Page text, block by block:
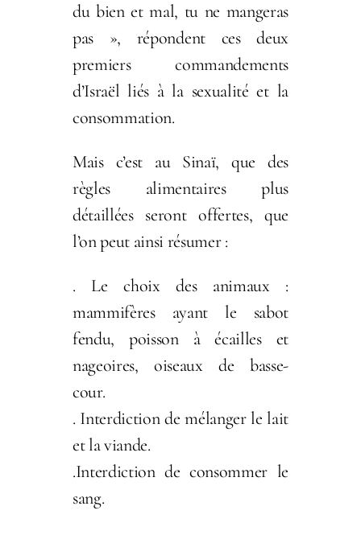
du bien et mal, tu ne mangeras
pas », répondent ces deux
premiers commandements
d’Israël liés à la sexualité et la
consommation.
Mais c’est au Sinaï, que des
règles alimentaires plus
détaillées seront offertes, que
l’on peut ainsi résumer :
. Le choix des animaux :
mammifères ayant le sabot
fendu, poisson à écailles et
nageoires, oiseaux de basse-
cour.
. Interdiction de mélanger le lait
et la viande.
.Interdiction de consommer le
sang.